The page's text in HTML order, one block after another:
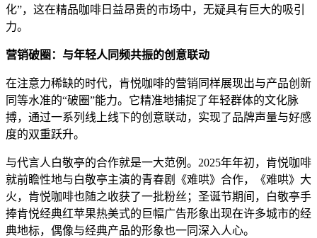
化”，这在精品咖啡日益昂贵的市场中，无疑具有巨大的吸引
力。
营销破圈：与年轻人同频共振的创意联动
在注意力稀缺的时代，肯悦咖啡的营销同样展现出与产品创新
同等水准的“破圈”能力。它精准地捕捉了年轻群体的文化脉
搏，通过一系列线上线下的创意联动，实现了品牌声量与好感
度的双重跃升。
与代言人白敬亭的合作就是一大范例。2025年年初，肯悦咖啡
就前瞻性地与白敬亭主演的青春剧《难哄》合作，《难哄》大
火，肯悦咖啡也随之收获了一批粉丝；圣诞节期间，白敬亭手
捧肯悦经典红苹果热美式的巨幅广告形象出现在许多城市的经
典地标，偶像与经典产品的形象也一同深入人心。